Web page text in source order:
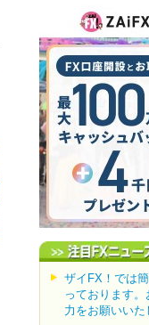
ザイFX！では
っております
力をお願いいた